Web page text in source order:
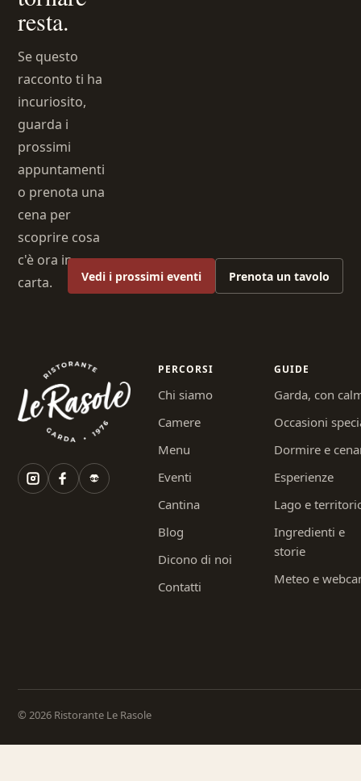
resta.
Se questo
racconto ti ha
incuriosito,
guarda i
prossimi
appuntamenti
o prenota una
cena per
scoprire cosa
c'è ora in
carta.
Vedi i prossimi eventi Prenota un tavolo
PERCORSI
Chi siamo
Camere
Menu
Eventi
Cantina
Blog
Dicono di noi
Contatti
GUIDE
Garda, con
Occasioni
Dormire e
Esperienze
Lago e
Ingredienti e
storie
Meteo e
© 2026 Ristorante Le Rasole